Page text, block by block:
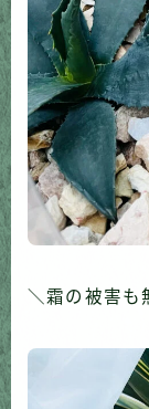
＼霜の被害も